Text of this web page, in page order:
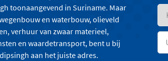
toonaangevend in Suriname. Maar
en waterbouw, olieveld
verhuur van zwaar materieel,
en waardetransport, bent u bij
aan het juiste adres.